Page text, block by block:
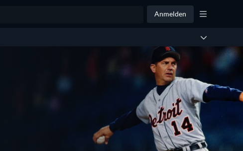
Anmelden